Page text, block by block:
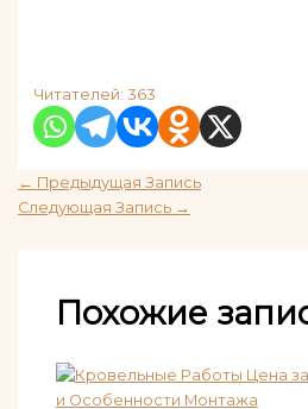
Читателей: 363
← Предыдущая Запись
Следующая Запись →
Похожие